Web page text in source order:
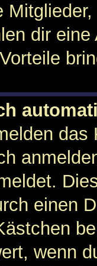
dir
einen
wenn